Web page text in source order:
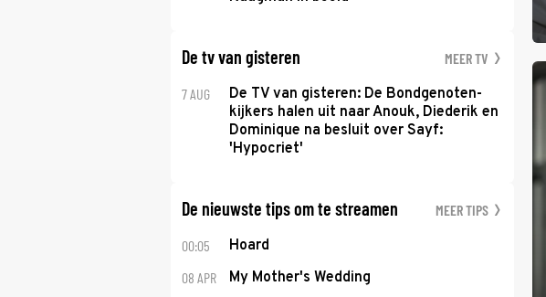
De tv van gisteren MEER TV
7 AUG
De TV van gisteren: De Bondgenoten-
kijkers halen uit naar Anouk, Diederik en
Dominique na besluit over Sayf:
'Hypocriet'
De nieuwste tips om te streamen MEER TIPS
00:05 Hoard
08 APR My Mother's Wedding